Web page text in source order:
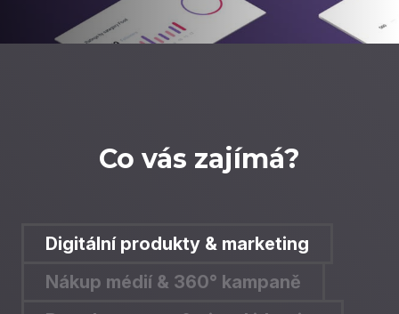
Co vás zajímá?
Digitální produkty & marketing
Nákup médií & 360° kampaně